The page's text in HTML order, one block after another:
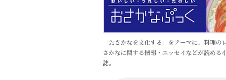
「おさかなを文化する」をテーマに、料理の
さかなに関する情報・エッセイなどが読める
誌。